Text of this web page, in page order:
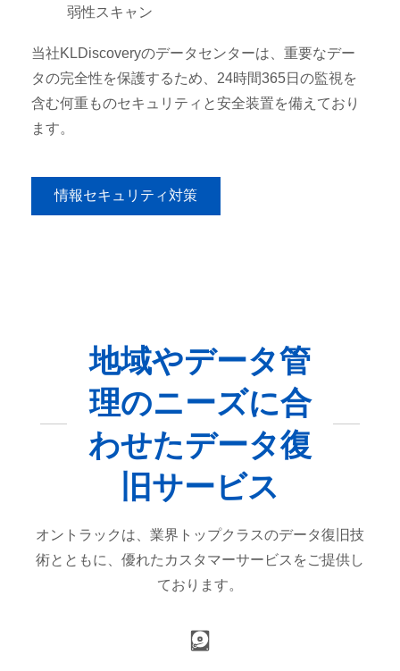
弱性スキャン
当社KLDiscoveryのデータセンターは、重要なデー
タの完全性を保護するため、24時間365日の監視を
含む何重ものセキュリティと安全装置を備えており
ます。
情報セキュリティ対策
地域やデータ管
理のニーズに合
わせたデータ復
旧サービス
オントラックは、業界トップクラスのデータ復旧技
術とともに、優れたカスタマーサービスをご提供し
ております。